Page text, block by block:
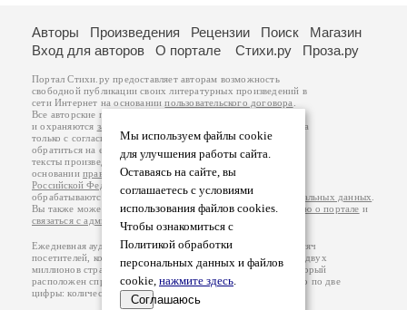
Мы используем файлы cookie
для улучшения работы сайта.
Оставаясь на сайте, вы
соглашаетесь с условиями
использования файлов cookies.
Чтобы ознакомиться с
Политикой обработки
персональных данных и файлов
cookie, нажмите здесь.
Соглашаюсь
Авторы Произведения Рецензии Поиск
Магазин
Вход для авторов
О портале Стихи.ру Проза.ру
Портал Стихи.ру предоставляет авторам возможность
свободной публикации своих литературных произведений в
сети Интернет на основаниипользовательского договора
Все авторские права на произведения принадлежат авторам
и охраняются законом
. Перепечатка произведений возможна
только с согласия его автора, к которому вы можете
обратиться на его авторской странице. Ответственность за
тексты произведений авторы несут самостоятельно на
основанииправил публикацииизаконодательства
Российской Федерации
обрабатываются на основанииПолитики обработки персональных данных
Вы также можете посмотреть более подробнуюинформацию о портале и
связаться с администрацией
Ежедневная аудитория портала Стихи.ру – порядка 200 тысяч
посетителей, которые в общей сумме просматривают более двух
миллионов страниц по данным счетчика посещаемости, который
расположен справа от этого текста. В каждой графе указано по две
цифры: количество просмотров и количество посетителей.